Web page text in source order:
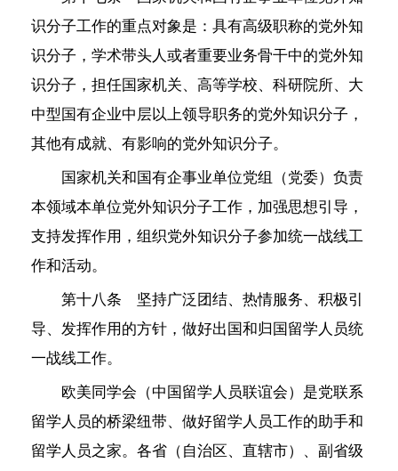
识分子工作的重点对象是：具有高级职称的党外知
识分子，学术带头人或者重要业务骨干中的党外知
识分子，担任国家机关、高等学校、科研院所、大
中型国有企业中层以上领导职务的党外知识分子，
其他有成就、有影响的党外知识分子。
国家机关和国有企事业单位党组（党委）负责
本领域本单位党外知识分子工作，加强思想引导，
支持发挥作用，组织党外知识分子参加统一战线工
作和活动。
第十八条 坚持广泛团结、热情服务、积极引
导、发挥作用的方针，做好出国和归国留学人员统
一战线工作。
欧美同学会（中国留学人员联谊会）是党联系
留学人员的桥梁纽带、做好留学人员工作的助手和
留学人员之家。各省（自治区、直辖市）、副省级